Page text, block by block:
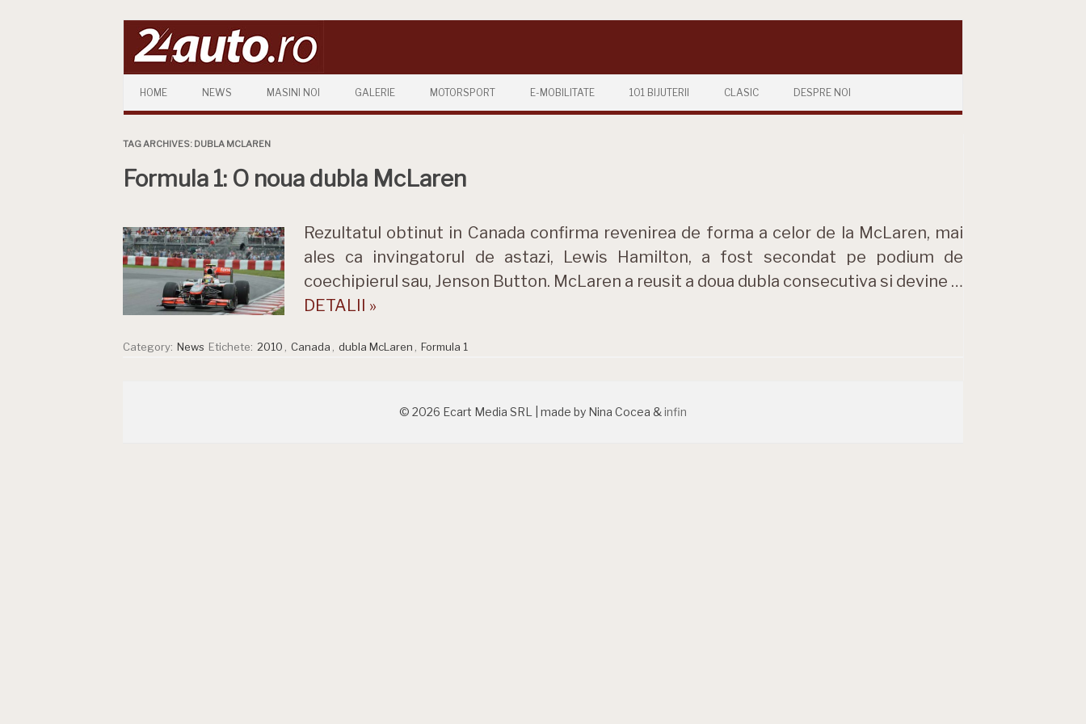
HOME NEWS MASINI NOI GALERIE MOTORSPORT E-MOBILITATE 101 BIJUTERII CLASIC DESPRE NOI
TAG ARCHIVES: DUBLA MCLAREN
Formula 1: O noua dubla McLaren
Rezultatul obtinut in Canada confirma revenirea de forma a celor de la McLaren, mai
ales ca invingatorul de astazi, Lewis Hamilton, a fost secondat pe podium de
coechipierul sau, Jenson Button. McLaren a reusit a doua dubla consecutiva si devine …
DETALII »
Category: News Etichete: 2010 Canada dubla McLaren Formula 1
© 2026 Ecart Media SRL | made by Nina Cocea &infin